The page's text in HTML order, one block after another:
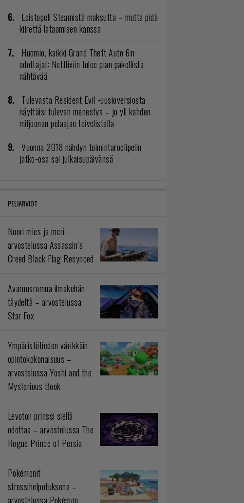
Loistopeli Steamistä maksutta – mutta pidä
kiirettä lataamisen kanssa
Huomio, kaikki Grand Theft Auto 6:n
odottajat: Netflixiin tulee pian pakollista
nähtävää
Tulevasta Resident Evil -uusioversiosta
näyttäisi tulevan menestys – jo yli kahden
miljoonan pelaajan toivelistalla
Vuonna 2018 nähdyn toimintaroolipelin
jatko-osa sai julkaisupäivänsä
PELIARVIOT
Nuori mies ja meri –
arvostelussa Assassin’s
Creed Black Flag Resynced
Avaruusromua ilmakehän
täydeltä – arvostelussa
Star Fox
Ympäristötiedon värikkäin
opintokokonaisuus –
arvostelussa Yoshi and the
Mysterious Book
Levoton prinssi siellä
odottaa – arvostelussa The
Rogue Prince of Persia
Pokémonit
stressihelpotuksena –
arvostelussa Pokémon